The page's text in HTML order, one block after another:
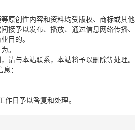
原创性内容和资料均受版权、商标或其他
接予以发布、播放、通过信息网络传播、
目的。
。
请与本站联系，本站将予以删除等处理。
：
作日予以答复和处理。